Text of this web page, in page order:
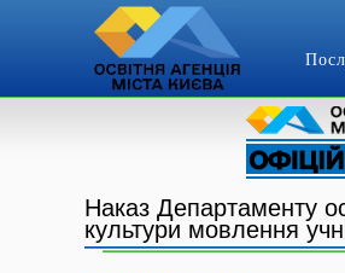
Наказ Департаменту
культури мовлення